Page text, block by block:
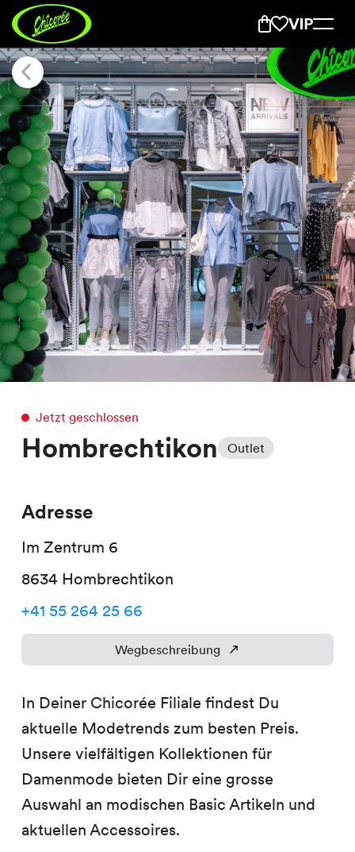
Hombrechtikon
Jetzt geschlossen
Hombrechtikon Outlet
Adresse
Im Zentrum 6
8634 Hombrechtikon
+41 55 264 25 66
Wegbeschreibung
In Deiner Chicorée Filiale findest Du
aktuelle Modetrends zum besten Preis.
Unsere vielfältigen Kollektionen für
Damenmode bieten Dir eine grosse
Auswahl an modischen Basic Artikeln und
aktuellen Accessoires.